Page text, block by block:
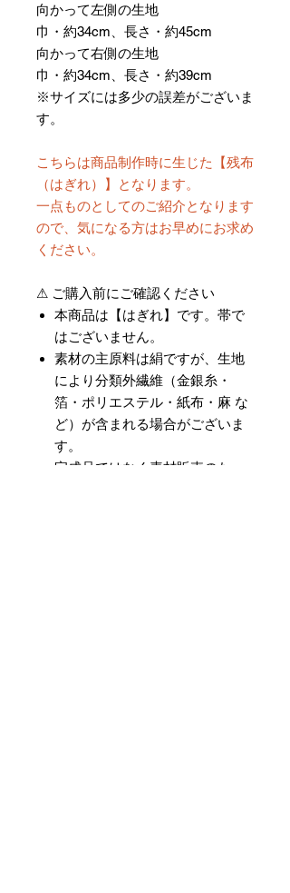
向かって左側の生地
巾・約34cm、長さ・約45cm
向かって右側の生地
巾・約34cm、長さ・約39cm
※サイズには多少の誤差がございま
す。
こちらは商品制作時に生じた【残布
（はぎれ）】となります。
一点ものとしてのご紹介となります
ので、気になる方はお早めにお求め
ください。
⚠ ご購入前にご確認ください
本商品は【はぎれ】です。帯で
はございません。
素材の主原料は絹ですが、生地
により分類外繊維（金銀糸・
箔・ポリエステル・紙布・麻 な
ど）が含まれる場合がございま
す。
完成品ではなく素材販売のた